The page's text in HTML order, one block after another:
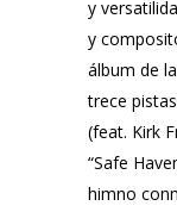
y
y
álbum de
trece
(feat. Kirk
“Safe
himno